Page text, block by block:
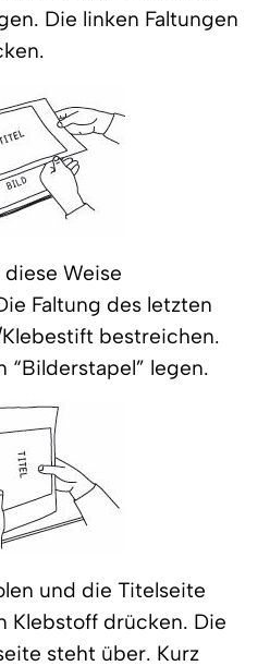
Die linken Faltungen
Weise
Faltung des letzten
bestreichen.
“Bilderstapel” legen.
und die Titelseite
Klebstoff drücken. Die
steht über. Kurz